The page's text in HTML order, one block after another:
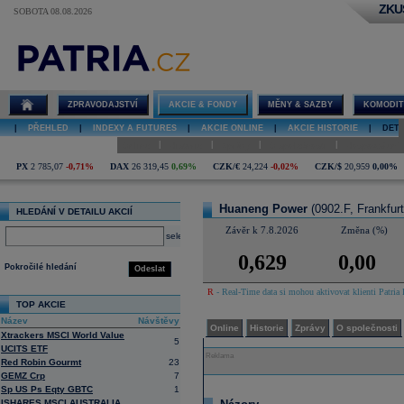
SOBOTA 08.08.2026
Huaneng
Power diskuze
ZPRAVODAJSTVÍ AKCIE & FONDY MĚNY & SAZBY
PŘEHLED INDEXY A FUTURES AKCIE ONLINE AKCIE HISTORIE
PX 2 785,07 -0,71% DAX 26 319,45 0,69% CZK/€ 24,224 -0,02% CZK/$ 20,959 0,00%
HLEDÁNÍ V DETAILU AKCIÍ
select
Odeslat
Pokročilé hledání
TOP AKCIE
Název
Návštěvy
Xtrackers MSCI World Value
UCITS ETF
5
Red Robin Gourmt
23
GEMZ Crp
7
Sp US Ps Eqty GBTC
1
Huaneng Power (0902.F,
Závěr k 7.8.2026 Změna (%)
0,629 0,00
R - Real-Time data si mohou aktivovat klienti
Online Historie Zprávy O společnosti
Reklama